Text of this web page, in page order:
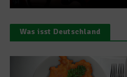
Was isst Deutschland